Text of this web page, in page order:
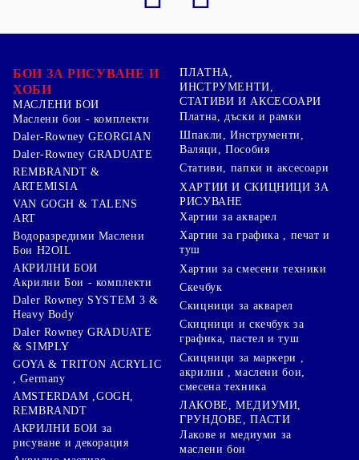
БОИ ЗА РИСУВАНЕ И
ХОБИ
МАСЛЕНИ БОИ
Маслени бои - комплекти
Daler-Rowney GEORGIAN
Daler-Rowney GRADUATE
REMBRANDT &
ARTEMISIA
VAN GOGH & TALENS
ART
Водоразредими Маслени
Бои H2OIL
АКРИЛНИ БОИ
Акрилни Бои - комплекти
Daler Rowney SYSTEM 3 &
Heavy Body
Daler Rowney GRADUATE
& SIMPLY
GOYA & TRITON АCRYLIC
, Germany
AMSTERDAM ,GOGH,
REMBRANDT
АКРИЛНИ БОИ за
рисуване и декорация
ПЛАТНА,
ИНСТРУМЕНТИ,
СТАТИВИ И АКСЕСОАРИ
Платна, дъски и рамки
Шпакли, Инструменти,
Валяци, Пособия
Стативи, папки и аксесоари
ХАРТИИ И СКИЦНИЦИ ЗА
РИСУВАНЕ
Хартии за акварел
Хартии за графика , печат и
туш
Хартии за смесени техники
Скечбук
Скицници за акварел
Скицници и скечбук за
графика, пастел и туш
Скицници за маркери ,
акрилни , маслени бои,
смесена техника
ЛАКОВЕ, МЕДИУМИ,
ГРУНДОВЕ, ПАСТИ
Лакове и медиуми за
маслени бои